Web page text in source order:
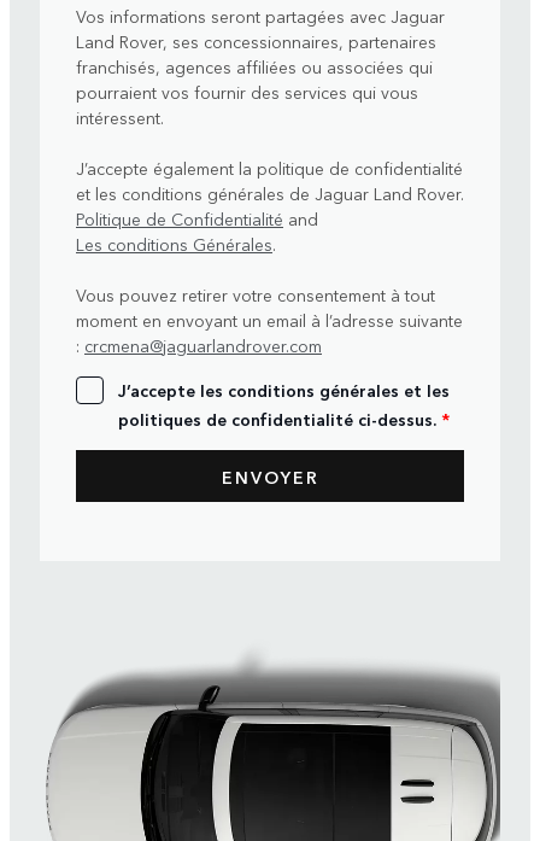
Vos informations seront partagées avec Jaguar
Land Rover, ses concessionnaires, partenaires
franchisés, agences affiliées ou associées qui
pourraient vos fournir des services qui vous
intéressent.
J’accepte également la politique de confidentialité
et les conditions générales de Jaguar Land Rover.
Politique de Confidentialité and
Les conditions Générales.
Vous pouvez retirer votre consentement à tout
moment en envoyant un email à l’adresse suivante
: crcmena@jaguarlandrover.com
J’accepte les conditions générales et les
politiques de confidentialité ci-dessus. *